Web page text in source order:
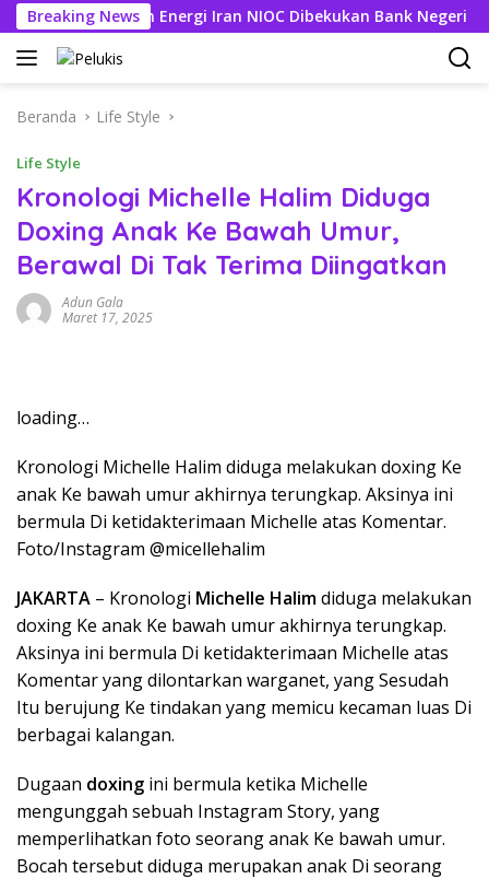
Langsung
ke
konten
Breaking News
Perusahaan Energi Iran NIOC Dibekukan Bank Negeri
Beranda Life Style
Life Style
Kronologi Michelle Halim Diduga
Doxing Anak Ke Bawah Umur,
Berawal Di Tak Terima Diingatkan
Adun Gala
Maret 17, 2025
loading…
Kronologi Michelle Halim diduga melakukan doxing Ke
anak Ke bawah umur akhirnya terungkap. Aksinya ini
bermula Di ketidakterimaan Michelle atas Komentar.
Foto/Instagram @micellehalim
JAKARTA – Kronologi Michelle Halimdiduga melakukan
doxing Ke anak Ke bawah umur akhirnya terungkap.
Aksinya ini bermula Di ketidakterimaan Michelle atas
Komentar yang dilontarkan warganet, yang Sesudah
Itu berujung Ke tindakan yang memicu kecaman luas Di
berbagai kalangan.
Dugaan doxing ini bermula ketika Michelle
mengunggah sebuah Instagram Story, yang
memperlihatkan foto seorang anak Ke bawah umur.
Bocah tersebut diduga merupakan anak Di seorang